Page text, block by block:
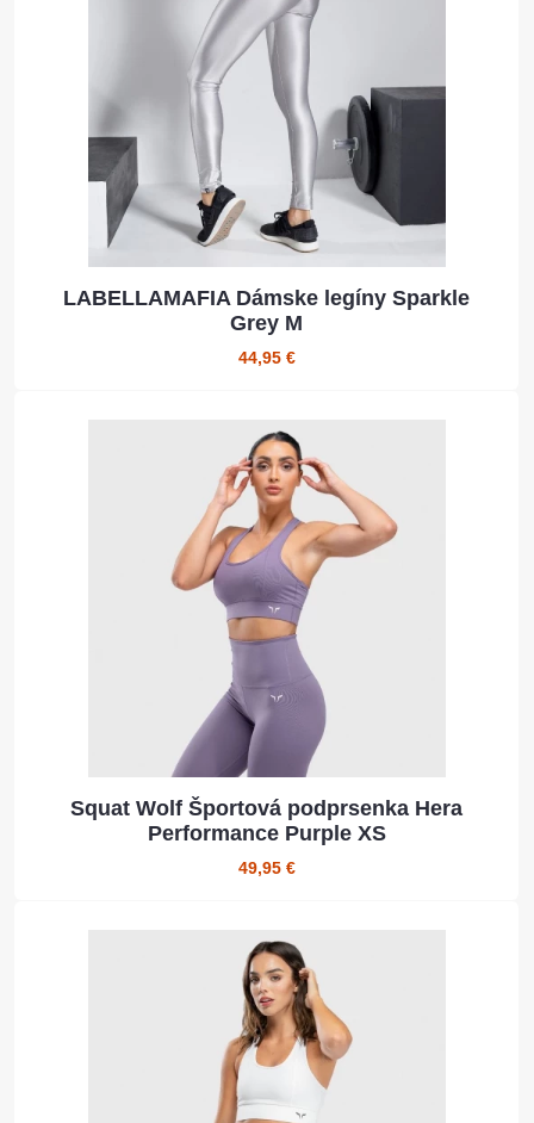
LABELLAMAFIA Dámske legíny Sparkle
Grey M
44,95 €
Squat Wolf Športová podprsenka Hera
Performance Purple XS
49,95 €